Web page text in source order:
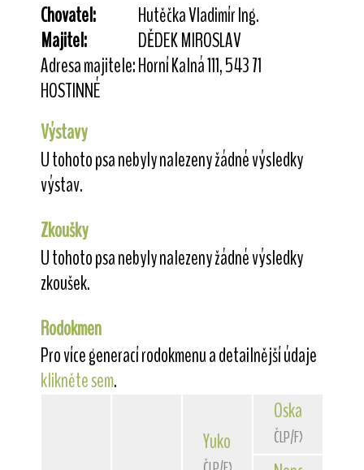
Chovatel:
Hutěčka Vladimír Ing.
Majitel:
DĚDEK MIROSLAV
Adresa majitele:Horní Kalná 111, 543 71
HOSTINNÉ
Výstavy
U tohoto psa nebyly nalezeny žádné výsledky
výstav.
Zkoušky
U tohoto psa nebyly nalezeny žádné výsledky
zkoušek.
Rodokmen
Pro více generací rodokmenu a detailnější údaje
klikněte sem.
Yukon od Rytíře Malovce
Oskar
ČLP/FXH/28007